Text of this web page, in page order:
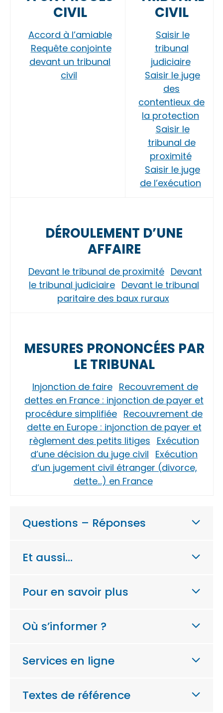
CIVIL
Accord à l’amiable
Requête conjointe
devant un tribunal
civil
CIVIL
Saisir le
tribunal
judiciaire
Saisir le juge
des
contentieux de
la protection
Saisir le
tribunal de
proximité
Saisir le juge
de l’exécution
DÉROULEMENT D’UNE
AFFAIRE
Devant le tribunal de proximité Devant
le tribunal judiciaire Devant le tribunal
paritaire des baux ruraux
MESURES PRONONCÉES PAR
LE TRIBUNAL
Injonction de faire Recouvrement de
dettes en France : injonction de payer et
procédure simplifiée Recouvrement de
dette en Europe : injonction de payer et
règlement des petits litiges Exécution
d’une décision du juge civil Exécution
d’un jugement civil étranger (divorce,
dette…) en France
Questions – Réponses
Et aussi…
Pour en savoir plus
Où s’informer ?
Services en ligne
Textes de référence